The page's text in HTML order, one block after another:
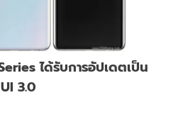
ได้รับการอัปเดตเป็น
3.0